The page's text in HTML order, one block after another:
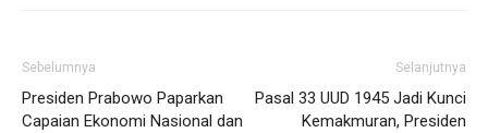
Sebelumnya
Presiden Prabowo Paparkan
Capaian Ekonomi Nasional dan
Selanjutnya
Pasal 33 UUD 1945 Jadi Kunci
Kemakmuran, Presiden